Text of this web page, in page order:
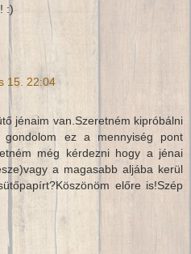
:)
15. 22:04
jénaim van.Szeretném kipróbálni
gondolom ez a mennyiség pont
még kérdezni hogy a jénai
a magasabb aljába kerül
előre is!Szép